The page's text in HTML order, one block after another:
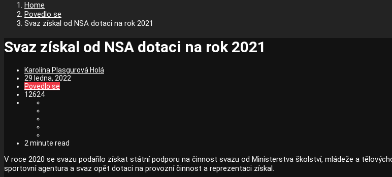
Home
Povedlo se
Svaz získal od NSA dotaci na rok 2021
Svaz získal od NSA dotaci na rok 2021
Karolína Plasgurová Holá
29 ledna, 2022
Povedlo se
12624
2 minute read
V roce 2020 se svazu podařilo získat státní podporu na činnost svazu od Ministerstva školství, mládeže a
sportovní agentura a svaz opět dotaci na provozní činnost a reprezentaci získal.